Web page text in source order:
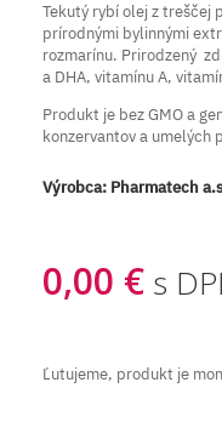
Tekutý rybí olej z treščej
prírodnými bylinnými
rozmarínu. Prirodzený
a DHA, vitamínu A,
Produkt je bez GMO a
konzervantov a umelých
Výrobca: Pharmatech
0,00 € s
Ľutujeme, produkt je